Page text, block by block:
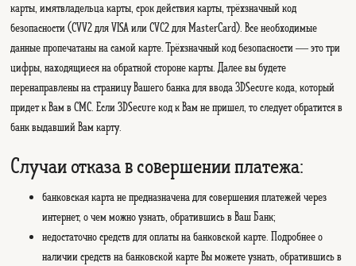
карты, имятвладельца карты, срок действия карты, трёхзначный код
безопасности (CVV2 для VISA или CVC2 для MasterCard). Все необходимые
данные пропечатаны на самой карте. Трёхзначный код безопасности — это три
цифры, находящиеся на обратной стороне карты.Далее вы будете
перенаправлены на страницу Вашего банка для ввода 3DSecure кода, который
придет к Вам в СМС. Если 3DSecure код к Вам не пришел, то следует обратится в
банк выдавший Вам карту.
Случаи отказа в совершении платежа:
банковская карта не предназначена для совершения платежей через
интернет, о чем можно узнать, обратившись в Ваш Банк;
недостаточно средств для оплаты на банковской карте. Подробнее о
наличии средств на банковской карте Вы можете узнать, обратившись в